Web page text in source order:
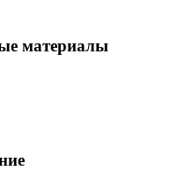
материалы